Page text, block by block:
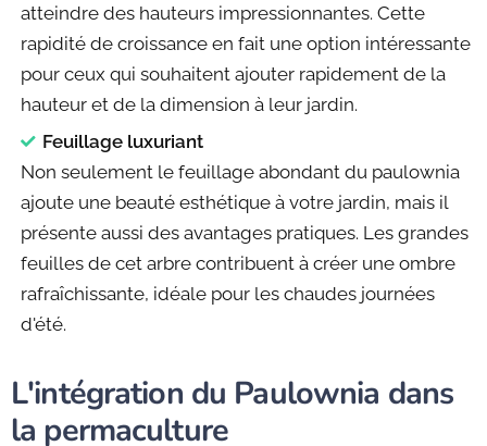
atteindre des hauteurs impressionnantes. Cette
rapidité de croissance en fait une option intéressante
pour ceux qui souhaitent ajouter rapidement de la
hauteur et de la dimension à leur jardin.
Feuillage luxuriant
Non seulement le feuillage abondant du paulownia
ajoute une beauté esthétique à votre jardin, mais il
présente aussi des avantages pratiques. Les grandes
feuilles de cet arbre contribuent à créer une ombre
rafraîchissante, idéale pour les chaudes journées
d'été.
L'intégration du Paulownia dans
la permaculture